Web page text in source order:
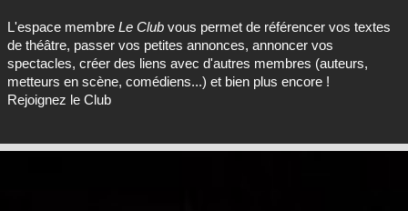
L'espace membre Le Club vous permet de référencer vos textes
de théâtre, passer vos petites annonces, annoncer vos
spectacles, créer des liens avec d'autres membres (auteurs,
metteurs en scène, comédiens...) et bien plus encore !
Rejoignez le Club